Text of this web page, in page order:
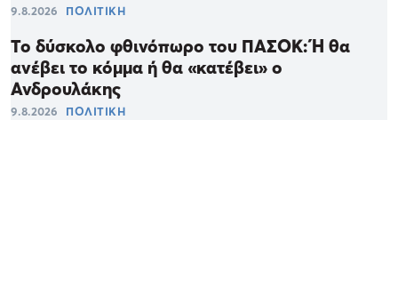
9.8.2026 ΠΟΛΙΤΙΚΗ
Το δύσκολο φθινόπωρο του ΠΑΣΟΚ: Ή θα
ανέβει το κόμμα ή θα «κατέβει» ο
Ανδρουλάκης
9.8.2026 ΠΟΛΙΤΙΚΗ